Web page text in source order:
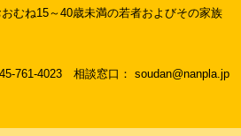
むね15～40歳未満の若者およびその家族
761-4023 相談窓口： soudan@nanpla.jp